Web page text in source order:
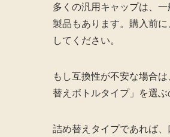
多くの汎用キャップは、
製品もあります。購入前
してください。
もし互換性が不安な場合
替えボトルタイプ」を選ぶ
詰め替えタイプであれば